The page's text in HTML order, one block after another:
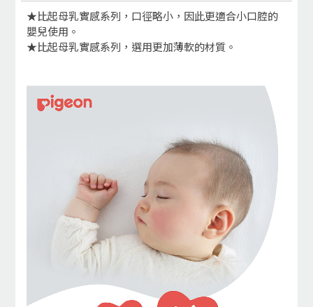
★比起母乳實感系列，口徑略小，因此更適合小口腔的
嬰兒使用。
★比起母乳實感系列，選用更加薄軟的材質。